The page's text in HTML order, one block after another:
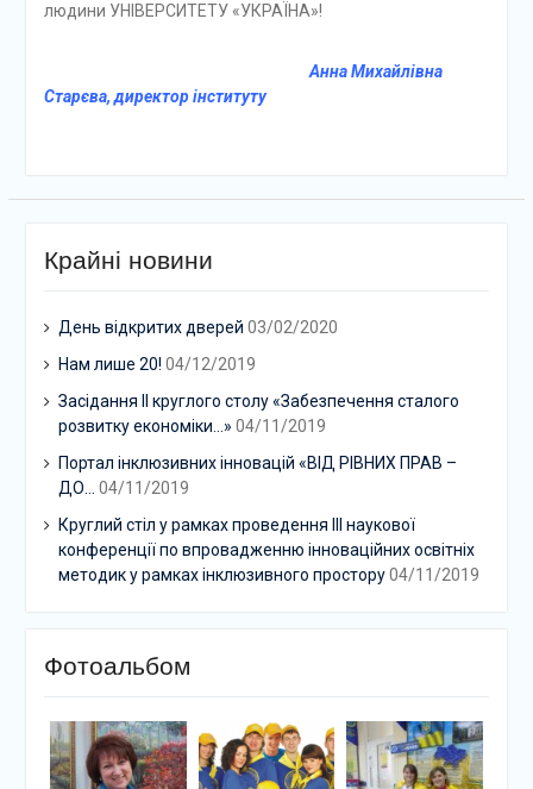
людини УНІВЕРСИТЕТУ «УКРАЇНА»!
Анна Михайлівна
Старєва, директор інституту
Крайні новини
День відкритих дверей 03/02/2020
Нам лише 20! 04/12/2019
Засідання ІІ круглого столу «Забезпечення сталого
розвитку економіки…» 04/11/2019
Портал інклюзивних інновацій «ВІД РІВНИХ ПРАВ –
ДО…
04/11/2019
Круглий стіл у рамках проведення ІІІ наукової
конференції по впровадженню інноваційних освітніх
методик у рамках інклюзивного простору 04/11/2019
Фотоальбом